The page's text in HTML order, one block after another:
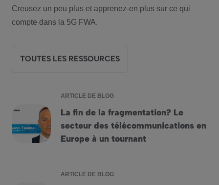
Creusez un peu plus et apprenez-en plus sur ce qui
compte dans la 5G FWA.
TOUTES LES RESSOURCES
ARTICLE DE BLOG
La fin de la fragmentation? Le
secteur des télécommunications en
Europe à un tournant
La fin de la fragmentation? Le secteur des
ARTICLE DE BLOG